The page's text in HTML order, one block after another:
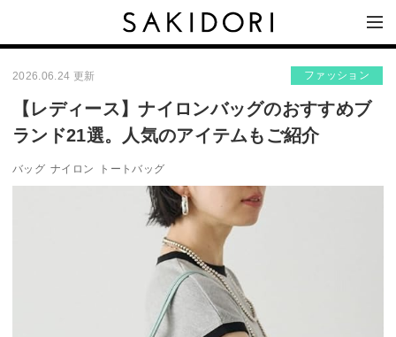
2026.06.24 更新 ファッション
【レディース】ナイロンバッグのおすすめブ
ランド21選。人気のアイテムもご紹介
バッグ ナイロン トートバッグ